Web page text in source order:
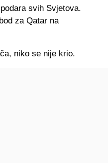
svih Svjetova.
za Qatar na
niko se nije krio.